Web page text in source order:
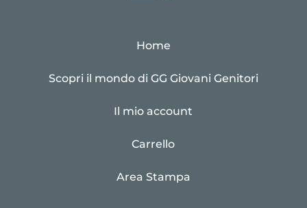
Home
Scopri il mondo di GG Giovani Genitori
Il mio account
Carrello
Area Stampa